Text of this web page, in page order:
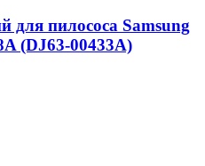
для пилососа Samsung
(DJ63-00433A)